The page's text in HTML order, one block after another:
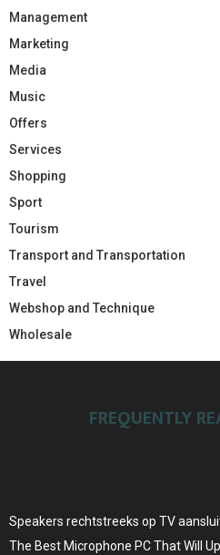
Management
Marketing
Media
Music
Offers
Services
Shopping
Sport
Tourism
Transport and Transportation
Travel
Webshop and Technique
Wholesale
FREQUENTLY
Speakers rechtstreeks op TV
The Best Microphone PC That Will